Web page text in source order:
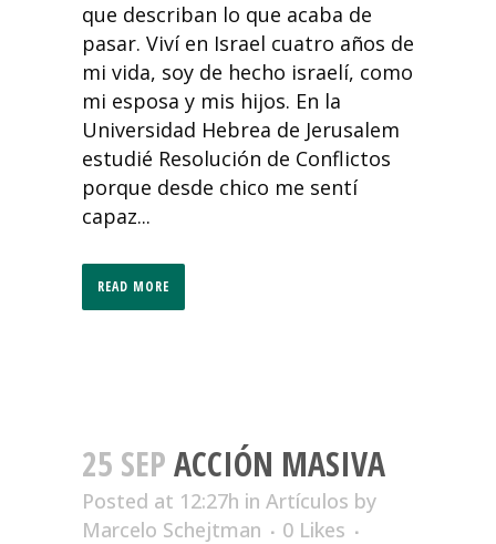
que describan lo que acaba de
pasar. Viví en Israel cuatro años de
mi vida, soy de hecho israelí, como
mi esposa y mis hijos. En la
Universidad Hebrea de Jerusalem
estudié Resolución de Conflictos
porque desde chico me sentí
capaz...
READ MORE
25 SEPACCIÓN MASIVA
Posted at 12:27h in Artículos by
Marcelo Schejtman
0 Likes